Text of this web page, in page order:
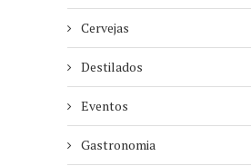
Cervejas
Destilados
Eventos
Gastronomia